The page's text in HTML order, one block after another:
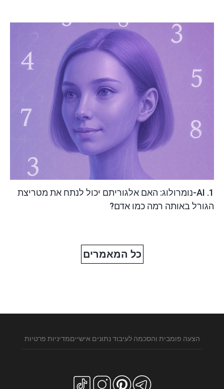
1. AI-נומרולוג: האם אלגוריתם יכול לנתח את מטריצת
הגורל באותה רמה כמו אדם?
כל המאמרים
הצעה פומבית והסכמה לעיבוד נתונים אישייםמדיניות פרטיות